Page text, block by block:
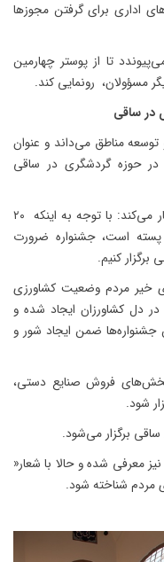
اداری برای گرفتن مجوزها
تا از پوستر چهارمین
مسؤولان، رونمایی کند.
مناطق می‌داند و عنوان
۳۰ میلیارد تومان در حوزه گردشگری در ساقی
حجت‌الاسلام علیدادی امام جمعه انار نیز اظهار می‌کند: با توجه به اینکه ۲۰
پسته است، جشنواره ضرورت
برگزار کنیم.
خیر مردم وضعیت کشاورزی
دل کشاورزان ایجاد شده و
ضمن ایجاد شور و
فروش صنایع دستی،
شود.
کتاب نیز معرفی شده و حالا با شعار«
مردم شناخته شود.